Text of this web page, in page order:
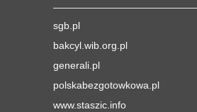
sgb.pl
bakcyl.wib.org.pl
generali.pl
polskabezgotowkowa.pl
www.staszic.info